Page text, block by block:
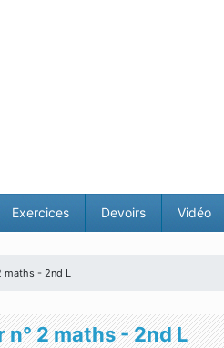
Exercices Devoirs Vidéo
maths - 2nd L
2 maths - 2nd L